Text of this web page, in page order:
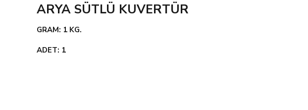
ARYA SÜTLÜ KUVERTÜR
GRAM: 1 KG.
ADET: 1